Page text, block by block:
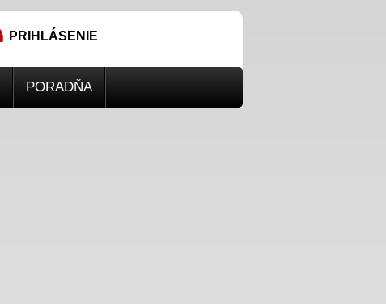
PRIHLÁSENIE
PORADŇA